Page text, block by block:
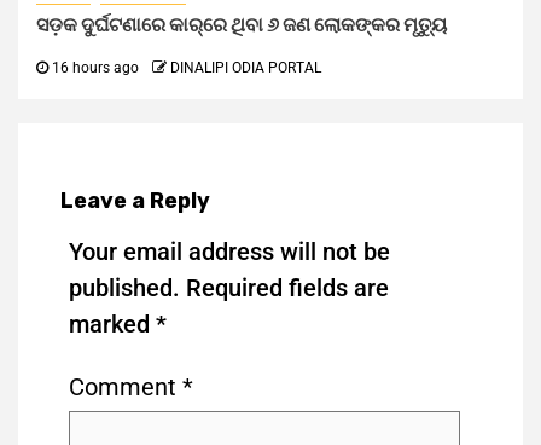
ସଡ଼କ ଦୁର୍ଘଟଣାରେ କାର୍‌ରେ ଥିବା ୬ ଜଣ ଲୋକଙ୍କର ମୃତ୍ୟୁ
16 hours ago DINALIPI ODIA PORTAL
Leave a Reply
Your email address will not be
published. Required fields are
marked *
Comment *